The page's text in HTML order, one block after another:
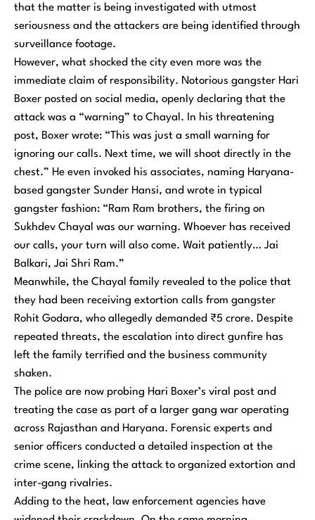
that the matter is being investigated with utmost
seriousness and the attackers are being identified through
surveillance footage.
However, what shocked the city even more was the
immediate claim of responsibility. Notorious gangster Hari
Boxer posted on social media, openly declaring that the
attack was a “warning” to Chayal. In his threatening
post, Boxer wrote: “This was just a small warning for
ignoring our calls. Next time, we will shoot directly in the
chest.” He even invoked his associates, naming Haryana-
based gangster Sunder Hansi, and wrote in typical
gangster fashion: “Ram Ram brothers, the firing on
Sukhdev Chayal was our warning. Whoever has received
our calls, your turn will also come. Wait patiently… Jai
Balkari, Jai Shri Ram.”
Meanwhile, the Chayal family revealed to the police that
they had been receiving extortion calls from gangster
Rohit Godara, who allegedly demanded ₹5 crore. Despite
repeated threats, the escalation into direct gunfire has
left the family terrified and the business community
shaken.
The police are now probing Hari Boxer’s viral post and
treating the case as part of a larger gang war operating
across Rajasthan and Haryana. Forensic experts and
senior officers conducted a detailed inspection at the
crime scene, linking the attack to organized extortion and
inter-gang rivalries.
Adding to the heat, law enforcement agencies have